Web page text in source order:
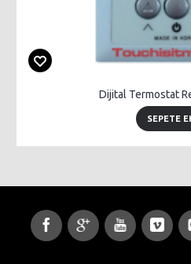
Dijital Termostat
SEPETE